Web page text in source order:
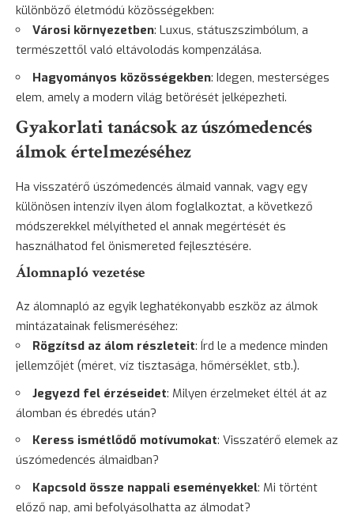
különböző életmódú közösségekben:
Városi környezetben: Luxus, státuszszimbólum, a
természettől való eltávolodás kompenzálása.
Hagyományos közösségekben: Idegen, mesterséges
elem, amely a modern világ betörését jelképezheti.
Gyakorlati tanácsok az úszómedencés
álmok értelmezéséhez
Ha visszatérő úszómedencés álmaid vannak, vagy egy
különösen intenzív ilyen álom foglalkoztat, a következő
módszerekkel mélyítheted el annak megértését és
használhatod fel önismereted fejlesztésére.
Álomnapló vezetése
Az álomnapló az egyik leghatékonyabb eszköz az álmok
mintázatainak felismeréséhez:
Rögzítsd az álom részleteit: Írd le a medence minden
jellemzőjét (méret, víz tisztasága, hőmérséklet, stb.).
Jegyezd fel érzéseidet: Milyen érzelmeket éltél át az
álomban és ébredés után?
Keress ismétlődő motívumokat: Visszatérő elemek az
úszómedencés álmaidban?
Kapcsold össze nappali eseményekkel: Mi történt
előző nap, ami befolyásolhatta az álmodat?